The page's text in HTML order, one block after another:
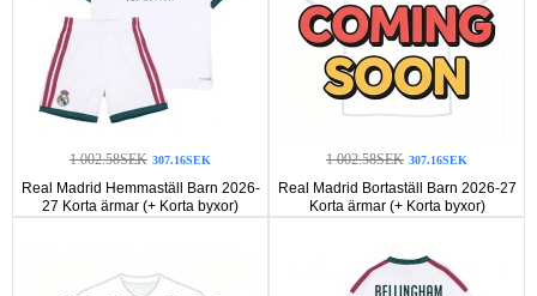
1 002.58SEK 307.16SEK
Real Madrid Hemmaställ Barn 2026-
27 Korta ärmar (+ Korta byxor)
1 002.58SEK 307.16SEK
Real Madrid Bortaställ Barn 2026-27
Korta ärmar (+ Korta byxor)